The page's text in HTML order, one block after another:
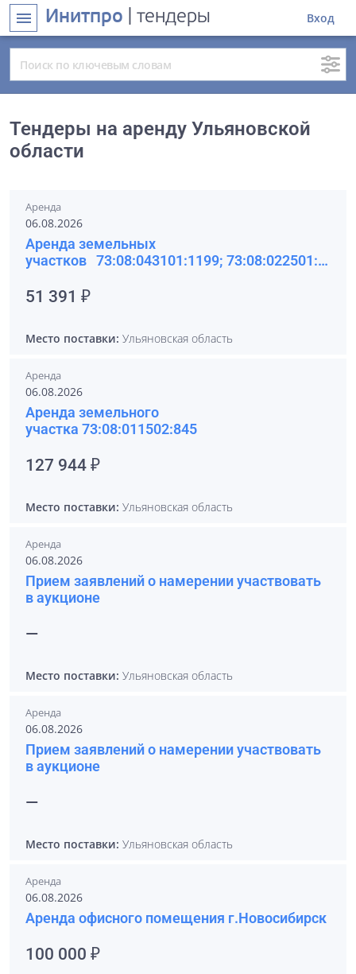
menu Инитпро | тендеры Вход
Тендеры на аренду Ульяновской
области
Аренда
06.08.2026
Аренда земельных
участков 73:08:043101:1199; 73:08:022501:2167
51 391 ₽
Место поставки: Ульяновская область
Аренда
06.08.2026
Аренда земельного
участка 73:08:011502:845
127 944 ₽
Место поставки: Ульяновская область
Аренда
06.08.2026
Прием заявлений о намерении участвовать
в аукционе
—
Место поставки: Ульяновская область
Аренда
06.08.2026
Прием заявлений о намерении участвовать
в аукционе
—
Место поставки: Ульяновская область
Аренда
06.08.2026
Аренда офисного помещения г.Новосибирск
100 000 ₽